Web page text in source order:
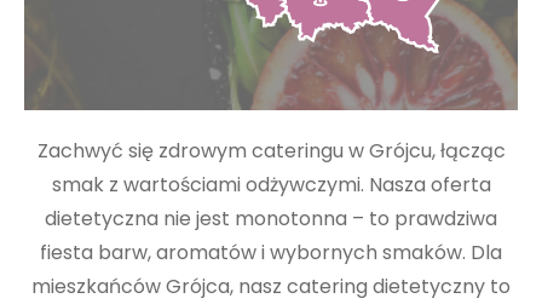
Zachwyć się zdrowym cateringu w Grójcu, łącząc
smak z wartościami odżywczymi. Nasza oferta
dietetyczna nie jest monotonna – to prawdziwa
fiesta barw, aromatów i wybornych smaków. Dla
mieszkańców Grójca, nasz catering dietetyczny to